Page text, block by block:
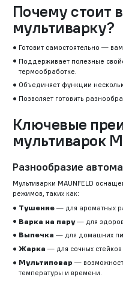
Почему стоит
мультиварку?
Готовит самостоятельно —
Поддерживает полезные
термообработке.
Объединяет функции
Позволяет готовить
Ключевые
мультиварок
Разнообразие
Мультиварки MAUNFELD
режимов, таких как:
Тушение — для ароматных
Варка на пару— для
Выпечка — для домашних
Жарка — для сочных
Мультиповар —
температуры и времени.